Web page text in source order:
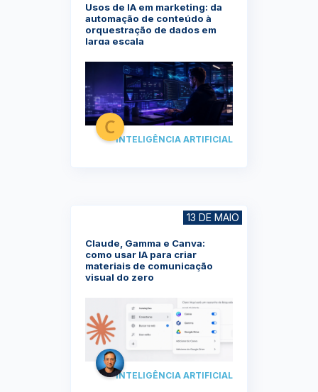
Usos de IA em marketing: da
automação de conteúdo à
orquestração de dados em
larga escala
INTELIGÊNCIA ARTIFICIAL
⁠Claude, Gamma e Canva:
como usar IA para criar
materiais de comunicação
visual do zero
13 DE MAIO
INTELIGÊNCIA ARTIFICIAL